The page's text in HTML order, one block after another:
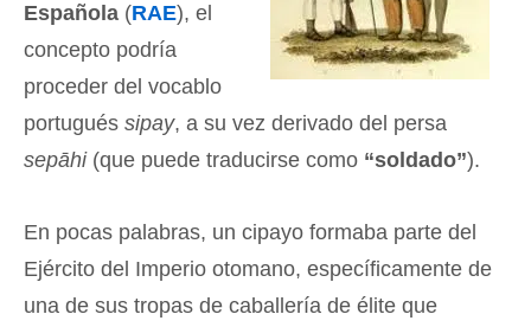
Española (RAE), el
concepto podría
proceder del vocablo
portugués sipay, a su vez derivado del persa
sepāhi(que puede traducirse como “soldado”).
En pocas palabras, un cipayo formaba parte del
Ejército del Imperio otomano, específicamente de
una de sus tropas de caballería de élite que